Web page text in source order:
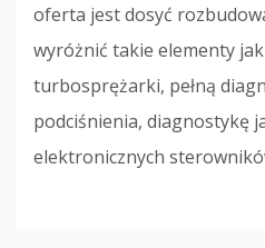
oferta jest dosyć
wyróżnić takie elementy
turbosprężarki, pełną
podciśnienia, diagnostykę
elektronicznych